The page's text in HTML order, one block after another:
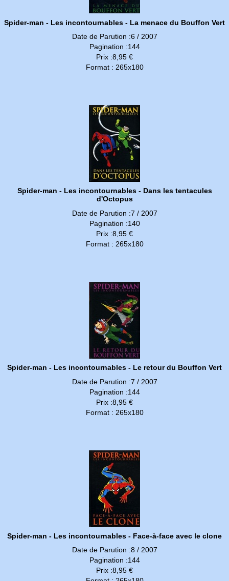
Spider-man - Les incontournables - La menace du Bouffon Vert
Date de Parution :6 / 2007
Pagination :144
Prix :8,95 €
Format : 265x180
Spider-man - Les incontournables - Dans les tentacules
d'Octopus
Date de Parution :7 / 2007
Pagination :140
Prix :8,95 €
Format : 265x180
Spider-man - Les incontournables - Le retour du Bouffon Vert
Date de Parution :7 / 2007
Pagination :144
Prix :8,95 €
Format : 265x180
Spider-man - Les incontournables - Face-à-face avec le clone
Date de Parution :8 / 2007
Pagination :144
Prix :8,95 €